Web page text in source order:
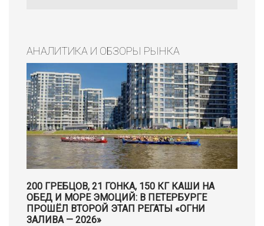
АНАЛИТИКА И ОБЗОРЫ РЫНКА
200 ГРЕБЦОВ, 21 ГОНКА, 150 КГ КАШИ НА
ОБЕД И МОРЕ ЭМОЦИЙ: В ПЕТЕРБУРГЕ
ПРОШЁЛ ВТОРОЙ ЭТАП РЕГАТЫ «ОГНИ
ЗАЛИВА — 2026»